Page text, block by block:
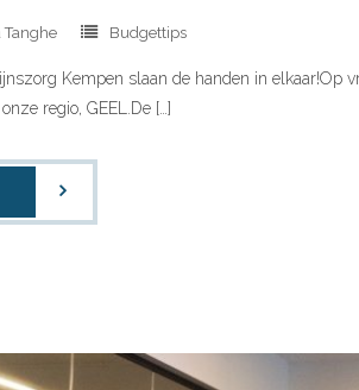
Tanghe Budgettips
Kempen slaan de handen in elkaar!Op
regio, GEEL.De […]